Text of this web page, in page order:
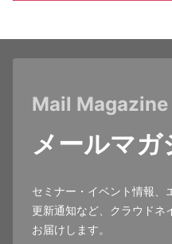
Mail Magazine
メールマガ
セミナー・イベント情報、
更新通知など、クラウドネ
お届けします。